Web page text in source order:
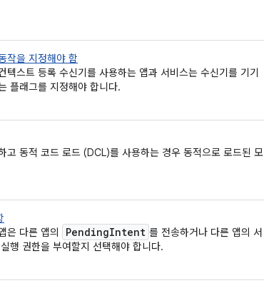
을 지정해야 함
스트 등록 수신기를 사용하는 앱과 서비스는 수신기를 기기
플래그를 지정해야 합니다.
동적 코드 로드 (DCL)를 사용하는 경우 동적으로 로드된 모
은 다른 앱의
PendingIntent 를 전송하거나 다른 앱의 서
행 권한을 부여할지 선택해야 합니다.